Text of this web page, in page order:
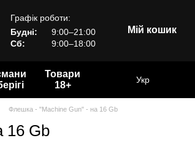
Графік роботи:
Будні:
9:00–21:00
Сб:
9:00–18:00
Мій кошик
Товари
18+
Укр
Флешка - "Machine Gun" - на 16 Gb
16 Gb